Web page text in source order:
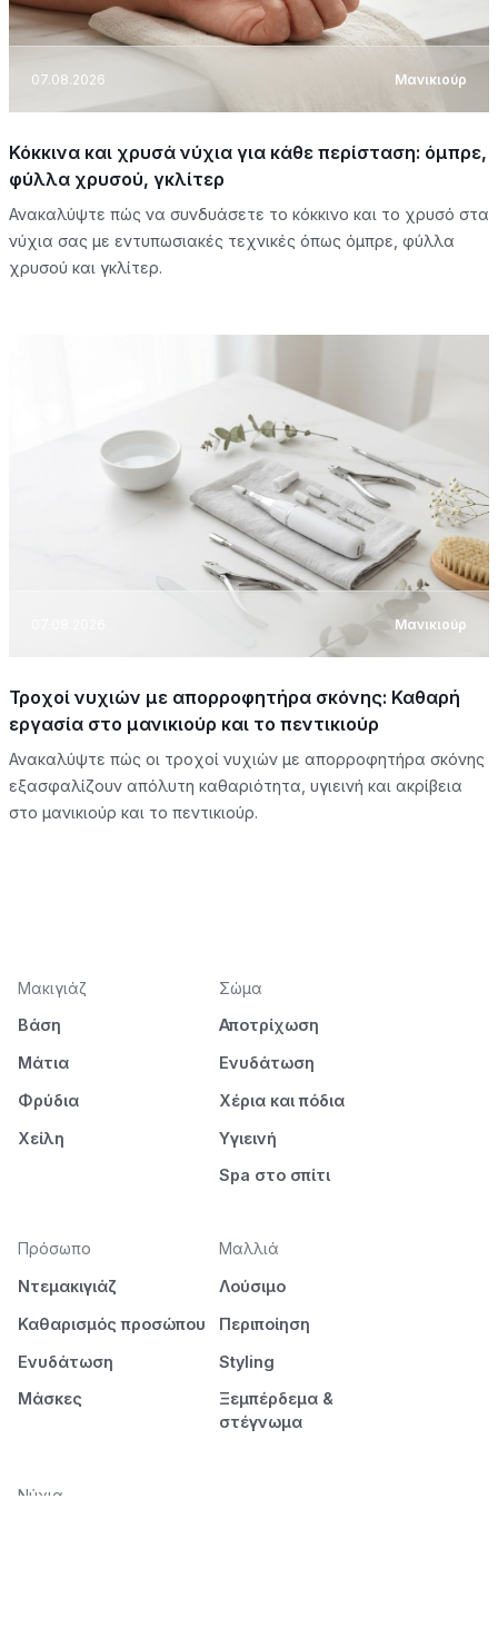
07.08.2026 Μανικιούρ
Κόκκινα και χρυσά νύχια για κάθε περίσταση: όμπρε,
φύλλα χρυσού, γκλίτερ
Ανακαλύψτε πώς να συνδυάσετε το κόκκινο και το χρυσό στα
νύχια σας με εντυπωσιακές τεχνικές όπως όμπρε, φύλλα
χρυσού και γκλίτερ.
Μανικιούρ
Τροχοί νυχιών με απορροφητήρα σκόνης: Καθαρή
εργασία στο μανικιούρ και το πεντικιούρ
Ανακαλύψτε πώς οι τροχοί νυχιών με απορροφητήρα σκόνης
εξασφαλίζουν απόλυτη καθαριότητα, υγιεινή και ακρίβεια
στο μανικιούρ και το πεντικιούρ.
Μακιγιάζ
Βάση
Μάτια
Φρύδια
Χείλη
Σώμα
Αποτρίχωση
Ενυδάτωση
Χέρια και πόδια
Υγιεινή
Spa στο σπίτι
Πρόσωπο
Ντεμακιγιάζ
Καθαρισμός προσώπου
Ενυδάτωση
Μάσκες
Μαλλιά
Λούσιμο
Περιποίηση
Styling
Ξεμπέρδεμα &
στέγνωμα
Νύχια